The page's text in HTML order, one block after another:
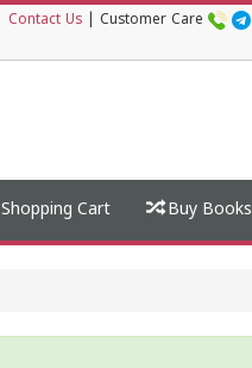
Contact Us Customer Care
Shopping Cart Buy Books